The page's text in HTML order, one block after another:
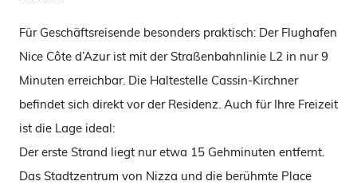
Für Geschäftsreisende besonders praktisch: Der Flughafen
Nice Côte d’Azur ist mit der Straßenbahnlinie L2 in nur 9
Minuten erreichbar. Die Haltestelle Cassin-Kirchner
befindet sich direkt vor der Residenz. Auch für Ihre Freizeit
ist die Lage ideal:
Der erste Strand liegt nur etwa 15 Gehminuten entfernt.
Das Stadtzentrum von Nizza und die berühmte Place